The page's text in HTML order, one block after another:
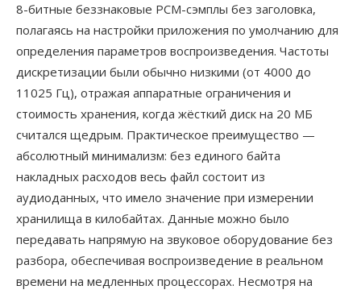
8-битные беззнаковые PCM-сэмплы без заголовка,
полагаясь на настройки приложения по умолчанию для
определения параметров воспроизведения. Частоты
дискретизации были обычно низкими (от 4000 до
11025 Гц), отражая аппаратные ограничения и
стоимость хранения, когда жёсткий диск на 20 МБ
считался щедрым. Практическое преимущество —
абсолютный минимализм: без единого байта
накладных расходов весь файл состоит из
аудиоданных, что имело значение при измерении
хранилища в килобайтах. Данные можно было
передавать напрямую на звуковое оборудование без
разбора, обеспечивая воспроизведение в реальном
времени на медленных процессорах. Несмотря на